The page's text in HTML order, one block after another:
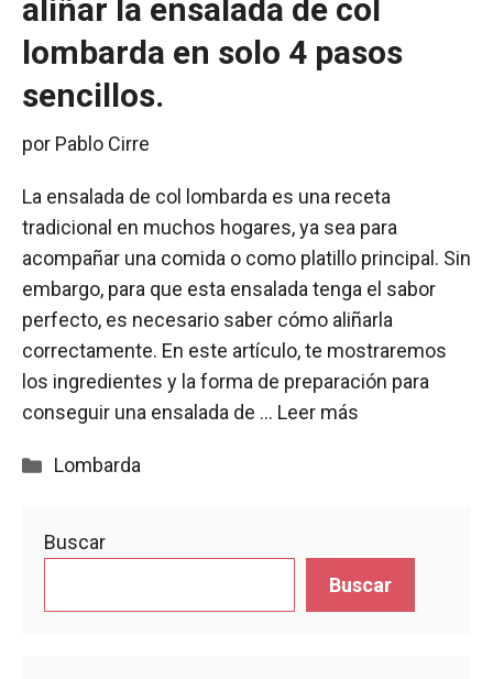
aliñar la ensalada de col
lombarda en solo 4 pasos
sencillos.
por Pablo Cirre
La ensalada de col lombarda es una receta
tradicional en muchos hogares, ya sea para
acompañar una comida o como platillo principal. Sin
embargo, para que esta ensalada tenga el sabor
perfecto, es necesario saber cómo aliñarla
correctamente. En este artículo, te mostraremos
los ingredientes y la forma de preparación para
conseguir una ensalada de … Leer más
Categorías
Lombarda
Buscar
Buscar